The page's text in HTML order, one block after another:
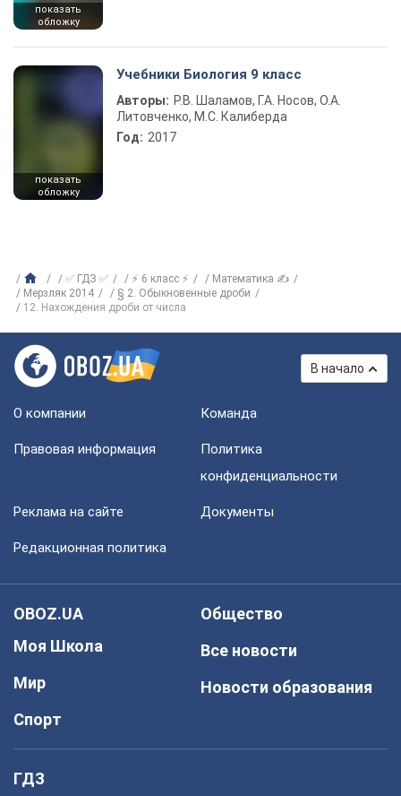
показать
обложку
показать
обложку
Учебники Биология 9 класс
Авторы: Р.В. Шаламов, Г.А. Носов, О.А.
Литовченко, М.С. Калиберда
Год: 2017
✅ ГДЗ ✅ ⚡ 6 класс ⚡
Математика ✍
Мерзляк 2014
§ 2. Обыкновенные дроби
12. Нахождения дроби от числа
В начало
О компании Команда
Правовая информация
Политика
конфиденциальности
Реклама на сайте Документы
Редакционная политика
OBOZ.UA
Моя Школа
Мир
Спорт
Общество
Все новости
Новости образования
ГДЗ